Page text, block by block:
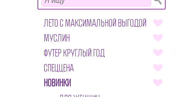
ЛЕТО С МАКСИМАЛЬНОЙ ВЫГОДОЙ
МУСЛИН
ФУТЕР КРУГЛЫЙ ГОД
СПЕЦЦЕНА
НОВИНКИ